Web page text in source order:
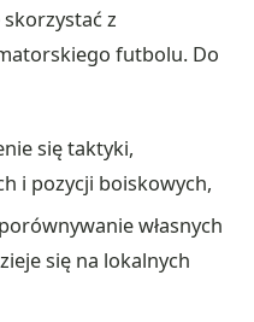
z
futbolu. Do
się taktyki,
i pozycji boiskowych,
własnych
się na lokalnych